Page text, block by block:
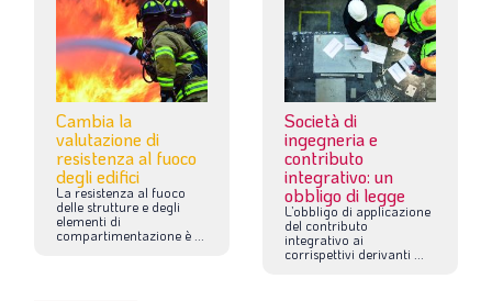
Cambia la
valutazione di
resistenza al fuoco
degli edifici
La resistenza al fuoco
delle strutture e degli
elementi di
compartimentazione è ...
Società di
ingegneria e
contributo
integrativo: un
obbligo di legge
L’obbligo di applicazione
del contributo
integrativo ai
corrispettivi derivanti ...